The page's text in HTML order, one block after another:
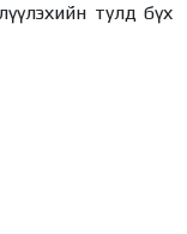
тулд бүх